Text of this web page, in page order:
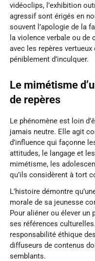
vidéoclips, l’exhibition
agressif sont érigés en
souvent l’apologie de la
la violence verbale ou
avec les repères
péniblement d’inculquer.
Le mimétisme
de repères
Le phénomène est loin
jamais neutre. Elle agit
d’influence qui façonne
attitudes, le langage et
mimétisme, les
qu’ils considèrent à tort
L’histoire démontre
morale de sa jeunesse
Pour aliéner ou élever un
ses références
responsabilité éthique
diffuseurs de contenus
semblants.